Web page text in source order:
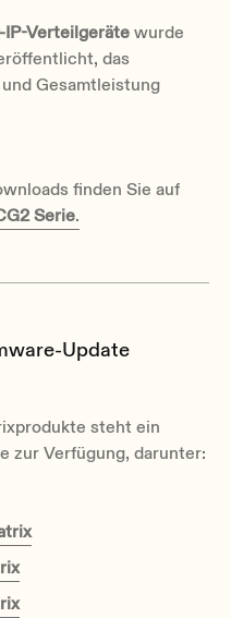
IP-Verteilgeräte wurde
das
Gesamtleistung
finden Sie auf
Serie.
Update
steht ein
zur Verfügung, darunter: